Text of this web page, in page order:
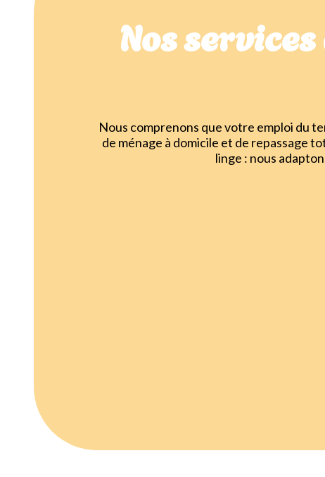
Nos
Nous comprenons que votre emploi du
de ménage à domicile et de repassage
linge : nous